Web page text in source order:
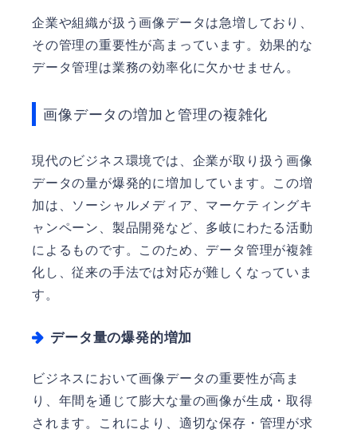
企業や組織が扱う画像データは急増しており、
その管理の重要性が高まっています。効果的な
データ管理は業務の効率化に欠かせません。
画像データの増加と管理の複雑化
現代のビジネス環境では、企業が取り扱う画像
データの量が爆発的に増加しています。この増
加は、ソーシャルメディア、マーケティングキ
ャンペーン、製品開発など、多岐にわたる活動
によるものです。このため、データ管理が複雑
化し、従来の手法では対応が難しくなっていま
す。
データ量の爆発的増加
ビジネスにおいて画像データの重要性が高ま
り、年間を通じて膨大な量の画像が生成・取得
されます。これにより、適切な保存・管理が求